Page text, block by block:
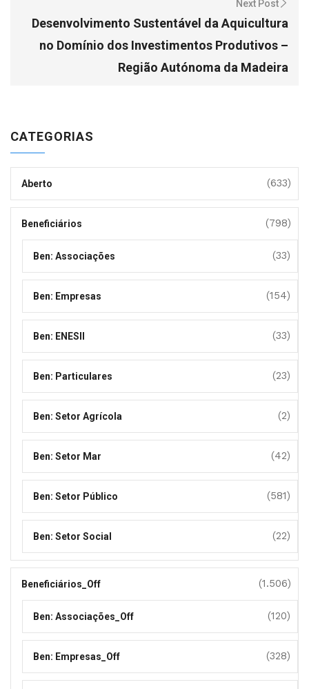
Next Post
Desenvolvimento Sustentável da Aquicultura
no Domínio dos Investimentos Produtivos –
Região Autónoma da Madeira
CATEGORIAS
Aberto (633)
Beneficiários (798)
Ben: Associações (33)
Ben: Empresas (154)
Ben: ENESII (33)
Ben: Particulares (23)
Ben: Setor Agrícola (2)
Ben: Setor Mar (42)
Ben: Setor Público (581)
Ben: Setor Social (22)
Beneficiários_Off (1.506)
Ben: Associações_Off (120)
Ben: Empresas_Off (328)